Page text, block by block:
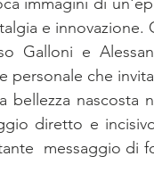
e innovazione.
Galloni e
personale che
bellezza nascosta
diretto e
messaggio di